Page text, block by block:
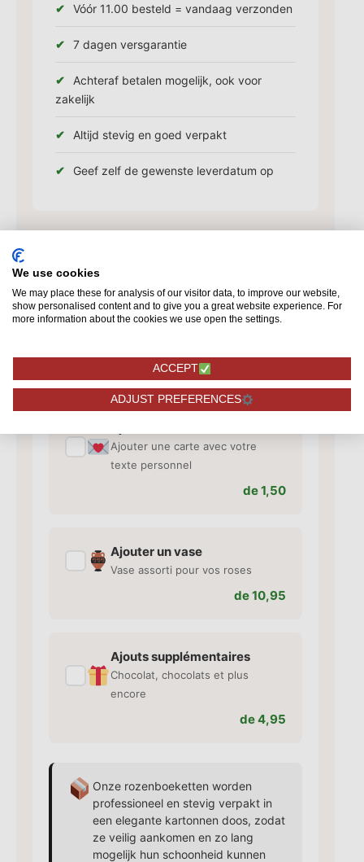
Vóór 11.00 besteld = vandaag verzonden
7 dagen versgarantie
Achteraf betalen mogelijk, ook voor
zakelijk
Altijd stevig en goed verpakt
Geef zelf de gewenste leverdatum op
Brut au frais
Un beau champagne de la célèbre maison
Veuve Clicquot. Ce beau champagne est
84,95
Ajouter une carte avec votre
texte personnel
de 1,50
Ajouter un vase
Vase assorti pour vos roses
de 10,95
Ajouts supplémentaires
Chocolat, chocolats et plus
encore
de 4,95
Onze rozenboeketten worden
professioneel en stevig verpakt in
een elegante kartonnen doos, zodat
ze veilig aankomen en zo lang
mogelijk hun schoonheid kunnen
We use cookies
We may place these for analysis of our visitor data, to improve our website,
show personalised content and to give you a great website experience. For
more information about the cookies we use open the settings.
ACCEPT
ADJUST PREFERENCES